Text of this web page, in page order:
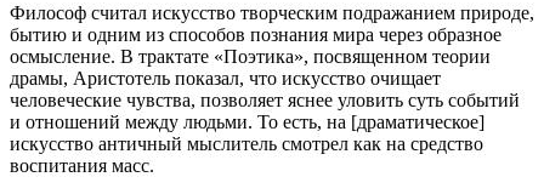
Философ считал искусство творческим подражанием природе,
бытию и одним из способов познания мира через образное
осмысление. В трактате «Поэтика», посвященном теории
драмы, Аристотель показал, что искусство очищает
человеческие чувства, позволяет яснее уловить суть событий
и отношений между людьми. То есть, на [драматическое]
искусство античный мыслитель смотрел как на средство
воспитания масс.